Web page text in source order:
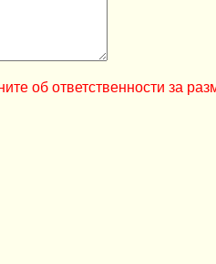
об ответственности за